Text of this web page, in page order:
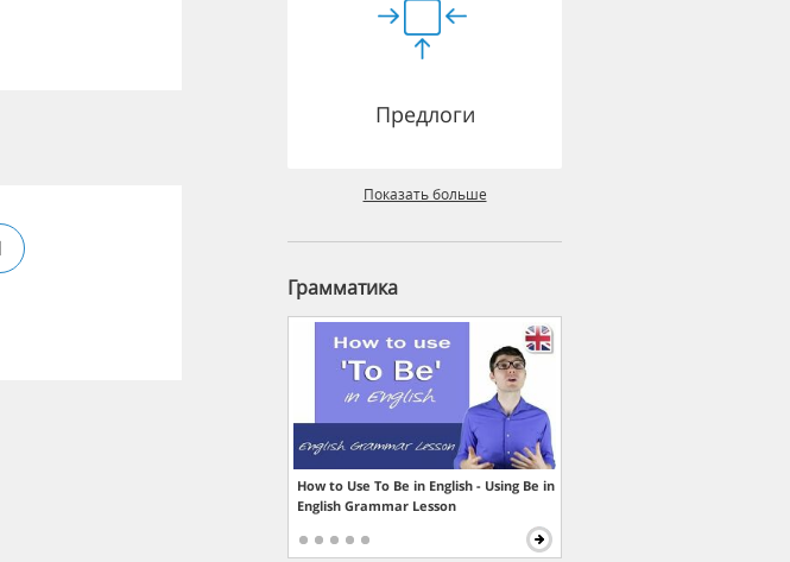
Предлоги
Показать больше
Грамматика
How to Use To Be in English - Using Be in
English Grammar Lesson